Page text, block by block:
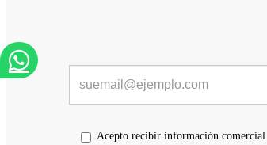
Acepto recibir información comercial